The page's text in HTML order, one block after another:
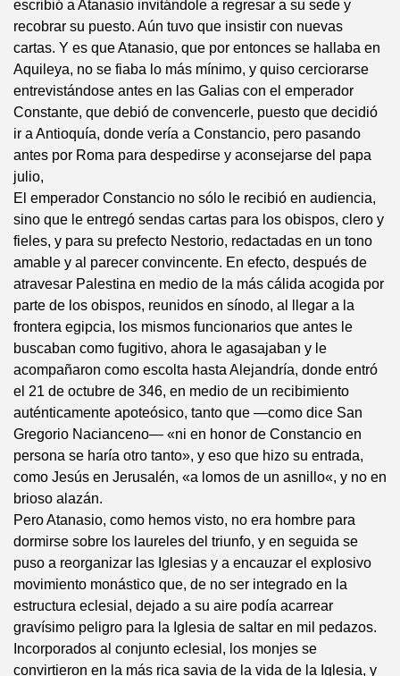
escribió a Atanasio invitándole a regresar a su sede y
recobrar su puesto. Aún tuvo que insistir con nuevas
cartas. Y es que Atanasio, que por entonces se hallaba en
Aquileya, no se fiaba lo más mínimo, y quiso cerciorarse
entrevistándose antes en las Galias con el emperador
Constante, que debió de convencerle, puesto que decidió
ir a Antioquía, donde vería a Constancio, pero pasando
antes por Roma para despedirse y aconsejarse del papa
julio,
El emperador Constancio no sólo le recibió en audiencia,
sino que le entregó sendas cartas para los obispos, clero y
fieles, y para su prefecto Nestorio, redactadas en un tono
amable y al parecer convincente. En efecto, después de
atravesar Palestina en medio de la más cálida acogida por
parte de los obispos, reunidos en sínodo, al llegar a la
frontera egipcia, los mismos funcionarios que antes le
buscaban como fugitivo, ahora le agasajaban y le
acompañaron como escolta hasta Alejandría, donde entró
el 21 de octubre de 346, en medio de un recibimiento
auténticamente apoteósico, tanto que —como dice San
Gregorio Nacianceno— «ni en honor de Constancio en
persona se haría otro tanto», y eso que hizo su entrada,
como Jesús en Jerusalén, «a lomos de un asnillo«, y no en
brioso alazán.
Pero Atanasio, como hemos visto, no era hombre para
dormirse sobre los laureles del triunfo, y en seguida se
puso a reorganizar las Iglesias y a encauzar el explosivo
movimiento monástico que, de no ser integrado en la
estructura eclesial, dejado a su aire podía acarrear
gravísimo peligro para la Iglesia de saltar en mil pedazos.
Incorporados al conjunto eclesial, los monjes se
convirtieron en la más rica savia de la vida de la Iglesia, y